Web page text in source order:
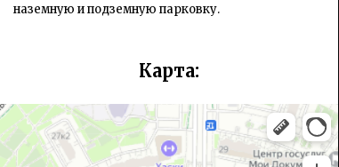
наземную и подземную парковку.
Карта:
Inmyroom
Магазин мебели в Москве